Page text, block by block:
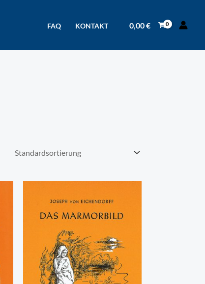
FAQ KONTAKT 0,00€